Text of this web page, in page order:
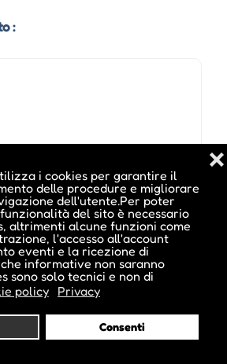
i cookies per garantire il
delle procedure e migliorare
dell'utente.Per poter
del sito è necessario
altrimenti alcune funzioni come
l'accesso all'account
eventi e la ricezione di
informative non saranno
sono solo tecnici e non di
policy Privacy
Consenti
❌
:
ale inside